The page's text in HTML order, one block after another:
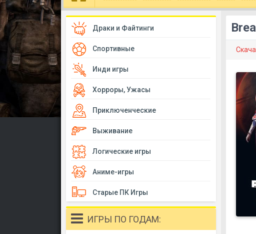
Драки и Файтинги
Спортивные
Инди игры
Хорроры, Ужасы
Приключенческие
Выживание
Логические игры
Аниме-игры
Старые ПК Игры
ИГРЫ ПО ГОДАМ: